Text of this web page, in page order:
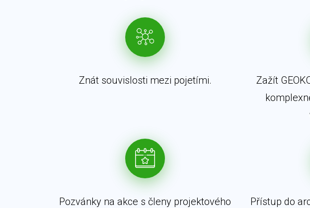
Znát souvislosti mezi pojetími.
Zažít
Pozvánky na akce s členy projektového
Přístup do